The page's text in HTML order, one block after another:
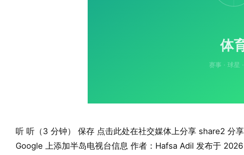
听 听（3 分钟） 保存 点击此处在社交媒体上分享 share2
Google 上添加半岛电视台信息 作者：Hafsa Adil 发布于